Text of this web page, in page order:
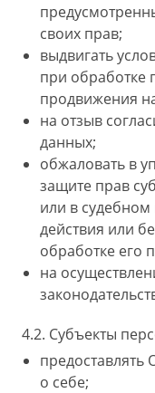
своих прав;
выдвигать
при обработке
продвижения
на отзыв
данных;
обжаловать в
защите прав
или в
действия или
обработке его
на
4.2. Субъекты
о себе;